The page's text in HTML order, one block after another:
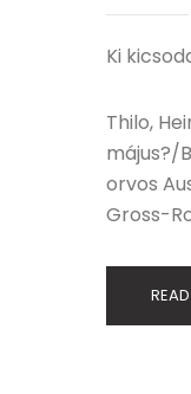
Ki
Thilo,
május?/
orvos
Gross-